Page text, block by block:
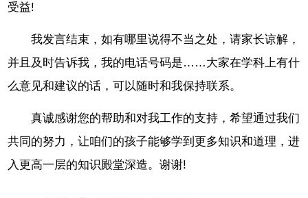
受益!
我发言结束，如有哪里说得不当之处，请家长谅解，
并且及时告诉我，我的电话号码是……大家在学科上有什
么意见和建议的话，可以随时和我保持联系。
真诚感谢您的帮助和对我工作的支持，希望通过我们
共同的努力，让咱们的孩子能够学到更多知识和道理，进
入更高一层的知识殿堂深造。谢谢!